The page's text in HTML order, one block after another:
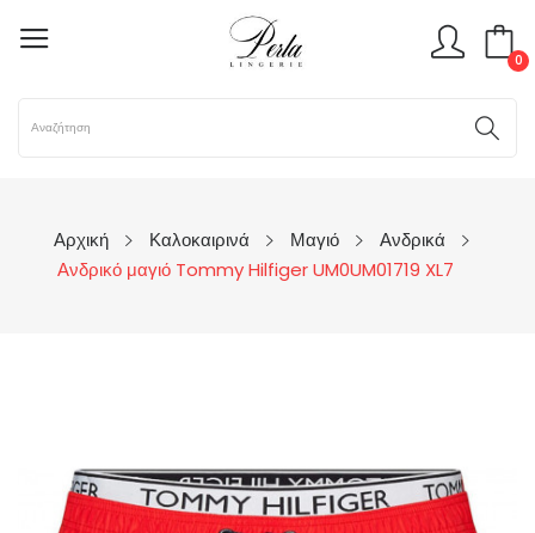
0
Αρχική Καλοκαιρινά Μαγιό
Ανδρικά
Ανδρικό μαγιό Tommy Hilfiger UM0UM01719 XL7